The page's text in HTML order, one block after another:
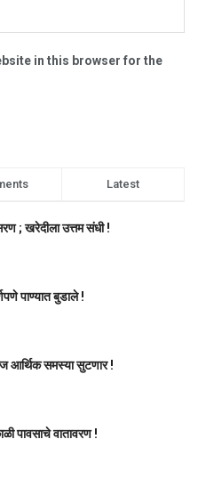
in this browser for the
Latest
; खरेदीला उत्तम संधी !
पाण्यात बुडाले !
आर्थिक समस्या सुटणार !
पावसाचे वातावरण !